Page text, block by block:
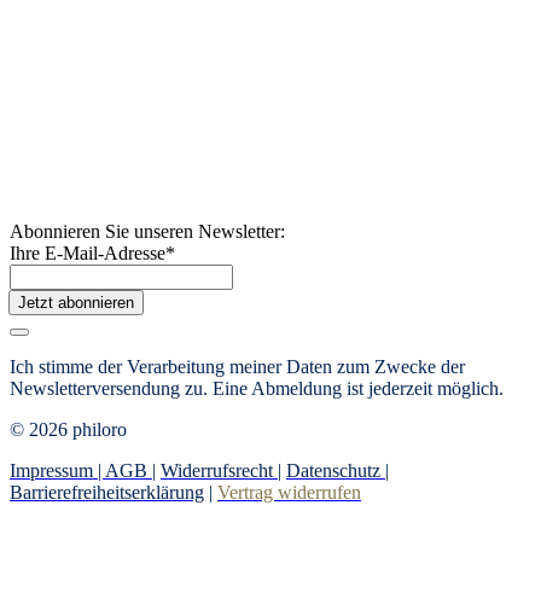
Abonnieren Sie unseren Newsletter:
Ihre E-Mail-Adresse*
Jetzt abonnieren
Ich stimme der Verarbeitung meiner Daten zum Zwecke der
Newsletterversendung zu. Eine Abmeldung ist jederzeit möglich.
© 2026 philoro
Impressum | AGB | Widerrufsrecht | Datenschutz |
Barrierefreiheitserklärung | Vertrag widerrufen